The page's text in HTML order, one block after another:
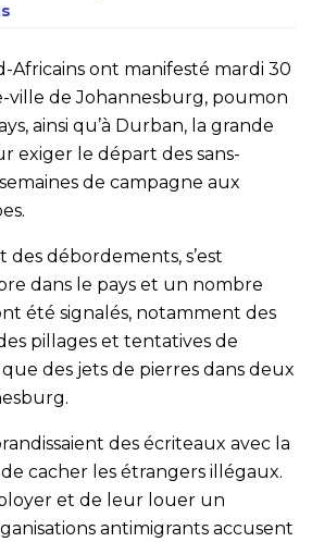
Africains ont manifesté mardi 30
ville de Johannesburg, poumon
ainsi qu’à Durban, la grande
exiger le départ des sans-
de campagne aux
des débordements, s’est
dans le pays et un nombre
été signalés, notamment des
pillages et tentatives de
que des jets de pierres dans deux
des écriteaux avec la
cacher les étrangers illégaux.
et de leur louer un
antimigrants accusent